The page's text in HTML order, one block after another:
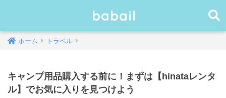
babail
ホーム トラベル
キャンプ用品購入する前に！まずは【hinataレンタ
ル】でお気に入りを見つけよう